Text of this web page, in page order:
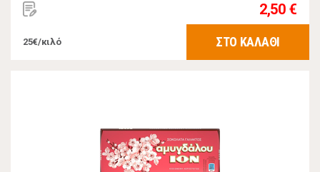
2,50 €
25€/κιλό ΣΤΟ ΚΑΛΑΘΙ